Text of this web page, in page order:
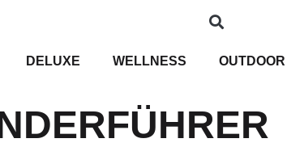
DELUXE WELLNESS OUTDOOR